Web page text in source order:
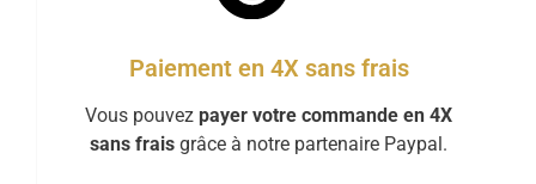
Paiement en 4X sans frais
Vous pouvez payer votre commande en 4X
sans frais grâce à notre partenaire Paypal.